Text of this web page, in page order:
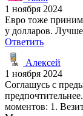
1 ноября 2024
Евро тоже
у долларов.
Ответить
Алексей
1 ноября 2024
Соглашусь с
моментов: 1.